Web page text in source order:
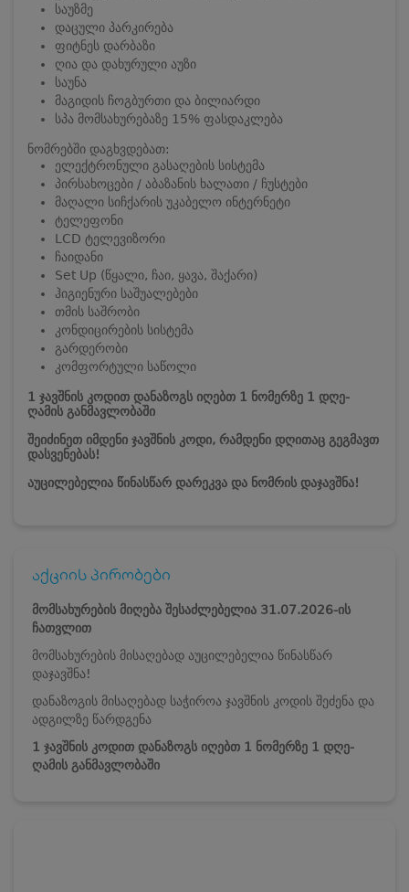
საუზმე
დაცული პარკირება
ფიტნეს დარბაზი
ღია და დახურული აუზი
საუნა
მაგიდის ჩოგბურთი და ბილიარდი
სპა მომსახურებაზე 15% ფასდაკლება
ნომრებში დაგხვდებათ:
ელექტრონული გასაღების სისტემა
პირსახოცები / აბაზანის ხალათი / ჩუსტები
მაღალი სიჩქარის უკაბელო ინტერნეტი
ტელეფონი
LCD ტელევიზორი
ჩაიდანი
Set Up (წყალი, ჩაი, ყავა, შაქარი)
ჰიგიენური საშუალებები
თმის საშრობი
კონდიცირების სისტემა
გარდერობი
კომფორტული საწოლი
1 ჯავშნის კოდით დანაზოგს იღებთ 1 ნომერზე 1 დღე-
ღამის განმავლობაში
შეიძინეთ იმდენი ჯავშნის კოდი, რამდენი დღითაც გეგმავთ
დასვენებას!
აუცილებელია წინასწარ დარეკვა და ნომრის დაჯავშნა!
აქციის პირობები
მომსახურების მიღება შესაძლებელია 31.07.2026-ის
ჩათვლით
მომსახურების მისაღებად აუცილებელია წინასწარ
დაჯავშნა!
დანაზოგის მისაღებად საჭიროა ჯავშნის კოდის შეძენა და
ადგილზე წარდგენა
1 ჯავშნის კოდით დანაზოგს იღებთ 1 ნომერზე 1 დღე-
ღამის განმავლობაში